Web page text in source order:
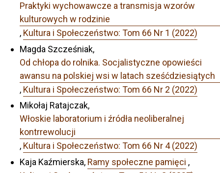
Praktyki wychowawcze a transmisja wzorów
kulturowych w rodzinie
, Kultura i Społeczeństwo: Tom 66 Nr 1 (2022)
Magda Szcześniak,
Od chłopa do rolnika. Socjalistyczne opowieści
awansu na polskiej wsi w latach sześćdziesiątych
, Kultura i Społeczeństwo: Tom 66 Nr 2 (2022)
Mikołaj Ratajczak,
Włoskie laboratorium i źródła neoliberalnej
kontrrewolucji
, Kultura i Społeczeństwo: Tom 66 Nr 4 (2022)
Kaja Kaźmierska, Ramy społeczne pamięci ,